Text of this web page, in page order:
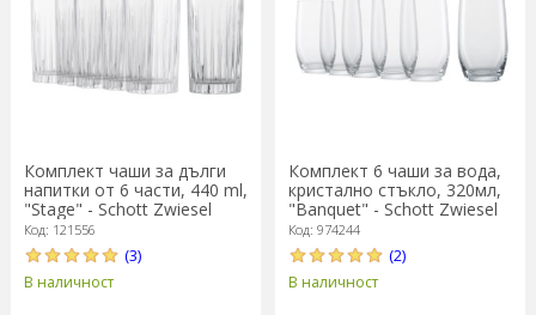
Комплект чаши за дълги
напитки от 6 части, 440 ml,
"Stage" - Schott Zwiesel
Код: 121556
(3)
В наличност
Комплект 6 чаши за вода,
кристално стъкло, 320мл,
"Banquet" - Schott Zwiesel
Код: 974244
(2)
В наличност